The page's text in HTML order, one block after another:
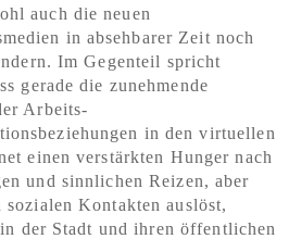
auch die neuen
in absehbarer Zeit noch
Im Gegenteil spricht
gerade die zunehmende
Arbeits-
in den virtuellen
einen verstärkten Hunger nach
und sinnlichen Reizen, aber
sozialen Kontakten auslöst,
der Stadt und ihren öffentlichen